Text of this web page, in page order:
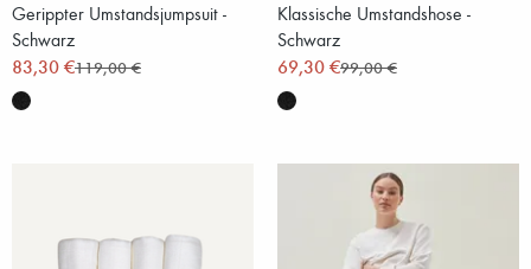
Gerippter Umstandsjumpsuit -
Schwarz
83,30 €119,00 €
Klassische Umstandshose -
Schwarz
69,30 €99,00 €